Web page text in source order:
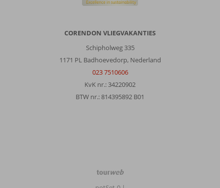
CORENDON VLIEGVAKANTIES
Schipholweg 335
1171 PL Badhoevedorp, Nederland
023 7510606
KvK nr.: 34220902
BTW nr.: 814395892 B01
TourWeb
©